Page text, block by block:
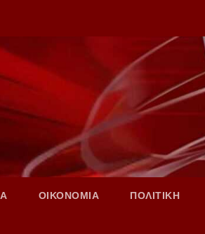
ΟΙΚΟΝΟΜΙΑ ΠΟΛΙΤΙΚΗ